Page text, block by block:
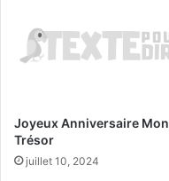
Joyeux Anniversaire Mon
Trésor
juillet 10, 2024